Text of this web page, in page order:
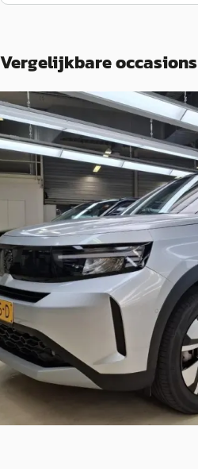
Vergelijkbare occasions
C
Opel Frontera·2025
1.2 Turbo Hybrid GS 145pk
€ 25.740
v.a. € 546/mnd
Scherp geprijsd
2025 · 39.426 km · Hybride ·
Automaat
Broekhuis Opel Zwolle
4,3( 258)
Bekijk aanbieding →
Vergelijk